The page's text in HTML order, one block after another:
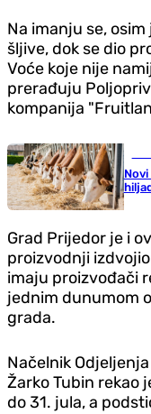
Na imanju se,
šljive, dok se dio
Voće koje nije
prerađuju
kompanija
Novi
Grad Prijedor je i
proizvodnji
imaju proizvođači
jednim dunumom
grada.
Načelnik
Žarko Tubin rekao
do 31. jula, a